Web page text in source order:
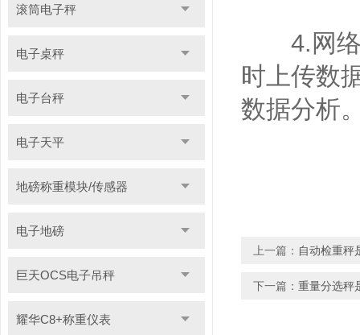
滚筒电子秤
电子桌秤
电子台秤
电子天平
地磅称重模块/传感器
电子地磅
巨天OCS电子吊秤
耀华C8+称重仪表
4.网络
时上传数
数据分析
上一篇： 自动检重秤
下一篇： 重量分选秤